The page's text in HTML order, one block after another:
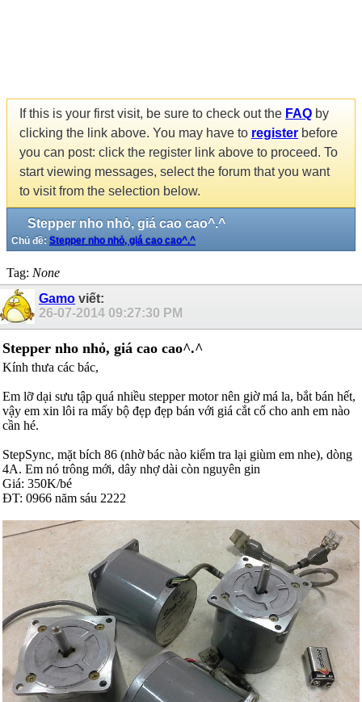
If this is your first visit, be sure to check out the FAQ by
clicking the link above. You may have to register before
you can post: click the register link above to proceed. To
start viewing messages, select the forum that you want
to visit from the selection below.
Stepper nho nhỏ, giá cao cao^.^
Chủ đề: Stepper nho nhỏ, giá cao cao^.^
Tag: None
Gamo viết:
26-07-2014 09:27:30 PM
Stepper nho nhỏ, giá cao cao^.^
Kính thưa các bác,
Em lỡ dại sưu tập quá nhiều stepper motor nên giờ má la, bắt bán hết,
vậy em xin lôi ra mấy bộ đẹp đẹp bán với giá cắt cổ cho anh em nào
cần hé.
StepSync, mặt bích 86 (nhờ bác nào kiểm tra lại giùm em nhe), dòng
4A. Em nó trông mới, dây nhợ dài còn nguyên gin
Giá: 350K/bé
ĐT: 0966 năm sáu 2222